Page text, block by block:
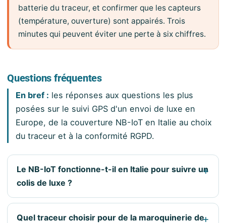
batterie du traceur, et confirmer que les capteurs
(température, ouverture) sont appairés. Trois
minutes qui peuvent éviter une perte à six chiffres.
Questions fréquentes
En bref : les réponses aux questions les plus
posées sur le suivi GPS d'un envoi de luxe en
Europe, de la couverture NB-IoT en Italie au choix
du traceur et à la conformité RGPD.
Le NB-IoT fonctionne-t-il en Italie pour suivre un
colis de luxe ?
Quel traceur choisir pour de la maroquinerie de